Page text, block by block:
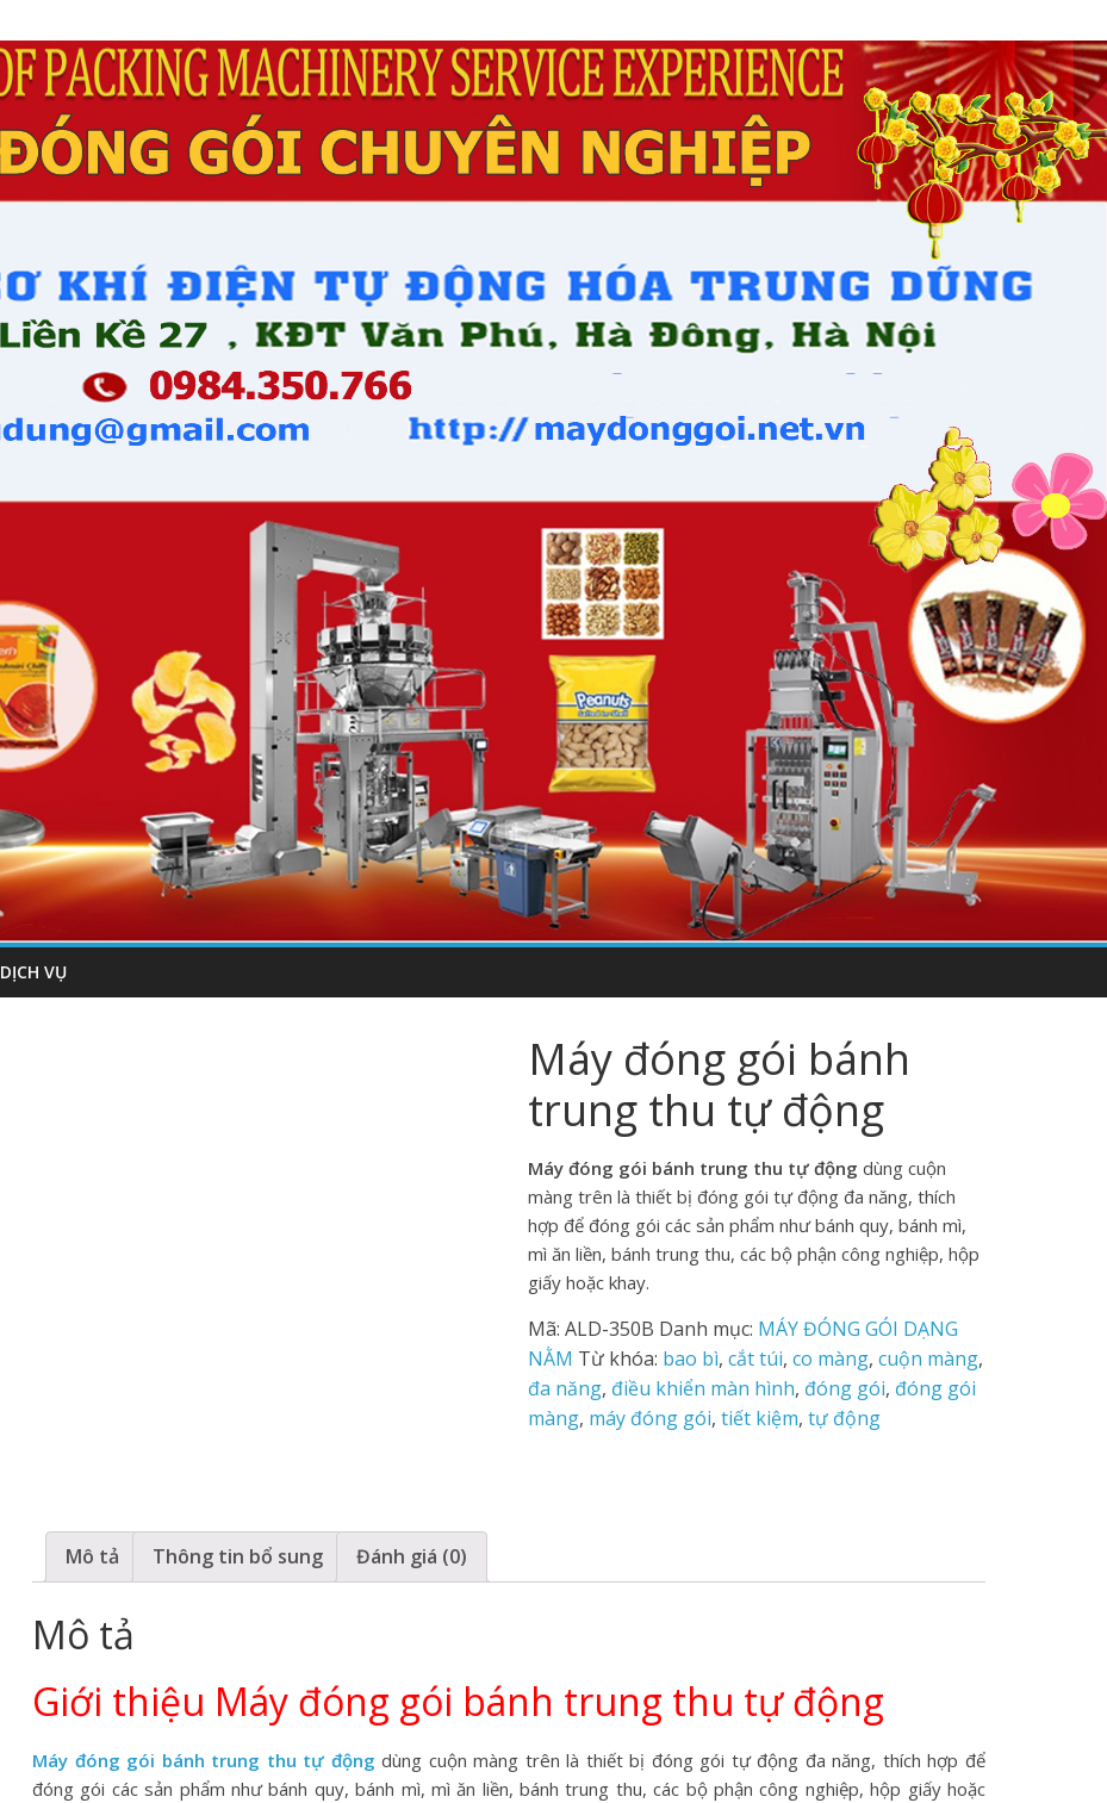
DỊCH VỤ
Máy đóng gói bánh
trung thu tự động
Máy đóng gói bánh trung thu tự động dùng cuộn
màng trên là thiết bị đóng gói tự động đa năng, thích
hợp để đóng gói các sản phẩm như bánh quy, bánh mì,
mì ăn liền, bánh trung thu, các bộ phận công nghiệp, hộp
giấy hoặc khay.
Mã: ALD-350B Danh mục: MÁY ĐÓNG GÓI DẠNG
NẰM Từ khóa: bao bì, cắt túi, co màng, cuộn màng,
đa năng, điều khiển màn hình, đóng gói, đóng gói
màng, máy đóng gói, tiết kiệm, tự động
Mô tả Thông tin bổ sung Đánh giá (0)
Mô tả
Giới thiệu Máy đóng gói bánh trung thu tự động
Máy đóng gói bánh trung thu tự động dùng cuộn màng trên là thiết bị đóng gói tự động đa năng, thích hợp để
đóng gói các sản phẩm như bánh quy, bánh mì, mì ăn liền, bánh trung thu, các bộ phận công nghiệp, hộp giấy hoặc